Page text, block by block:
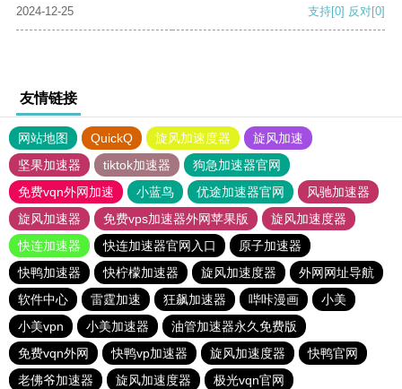
2024-12-25 支持[0] 反对[0]
友情链接
网站地图 QuickQ 旋风加速度器
旋风加速
坚果加速器
tiktok加速器
狗急加速器官网
免费vqn外网加速
小蓝鸟 优途加速器官网
风驰加速器
旋风加速器
免费vps加速器外网苹果版
旋风加速度器
快连加速器
快连加速器官网入口
原子加速器
快鸭加速器
快柠檬加速器 旋风加速度器
外网网址导航
软件中心
雷霆加速 狂飙加速器 哔咔漫画
小美
小美vpn
小美加速器
油管加速器永久免费版
免费vqn外网
快鸭vp加速器 旋风加速度器
快鸭官网
老佛爷加速器
旋风加速度器
极光vqn官网